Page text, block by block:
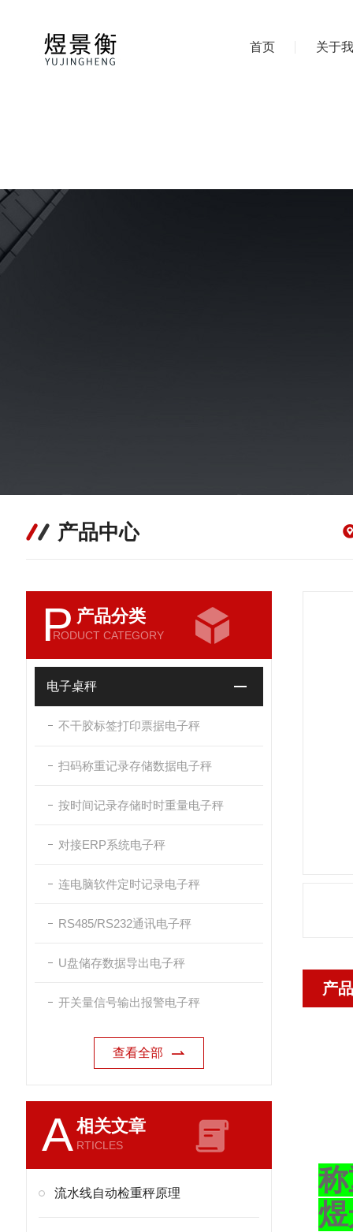
首页 关于
产品中心
P 产品分类
RODUCT CATEGORY
电子桌秤
不干胶标签打印票据电子秤
扫码称重记录存储数据电子秤
按时间记录存储时时重量电子秤
对接ERP系统电子秤
连电脑软件定时记录电子秤
RS485/RS232通讯电子秤
U盘储存数据导出电子秤
开关量信号输出报警电子秤
查看全部
A相关文章
RTICLES
流水线自动检重秤原理
产